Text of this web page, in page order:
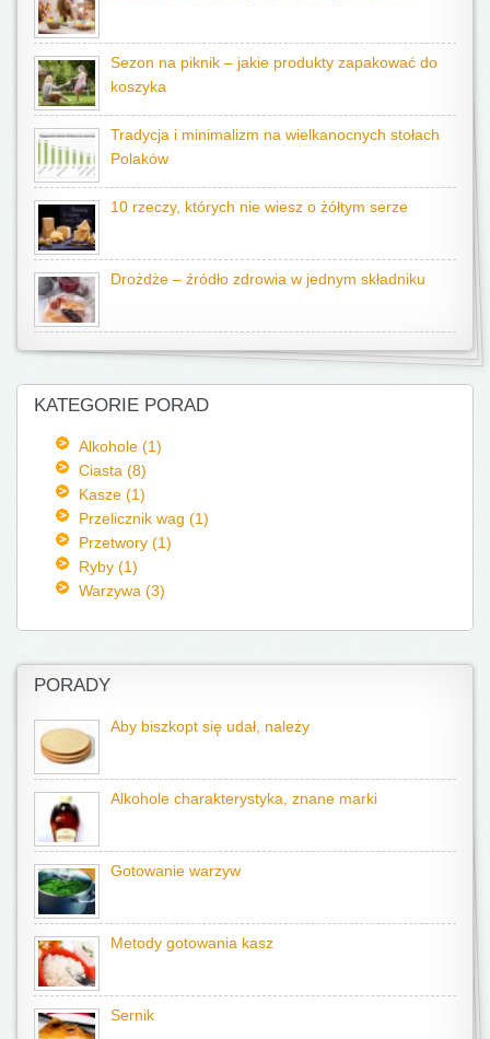
Sezon na piknik – jakie produkty zapakować do
koszyka
Tradycja i minimalizm na wielkanocnych stołach
Polaków
10 rzeczy, których nie wiesz o żółtym serze
Drożdże – źródło zdrowia w jednym składniku
KATEGORIE PORAD
Alkohole (1)
Ciasta (8)
Kasze (1)
Przelicznik wag (1)
Przetwory (1)
Ryby (1)
Warzywa (3)
PORADY
Aby biszkopt się udał, należy
Alkohole charakterystyka, znane marki
Gotowanie warzyw
Metody gotowania kasz
Sernik